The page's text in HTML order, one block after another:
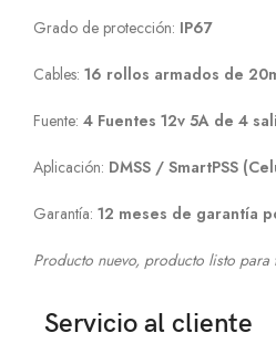
Grado de protección: IP67
Cables: 16 rollos armados de
Fuente: 4 Fuentes 12v 5A de 4
Aplicación: DMSS / SmartPSS
Garantía: 12 meses de garantía
Producto nuevo, producto listo para
Servicio al cliente